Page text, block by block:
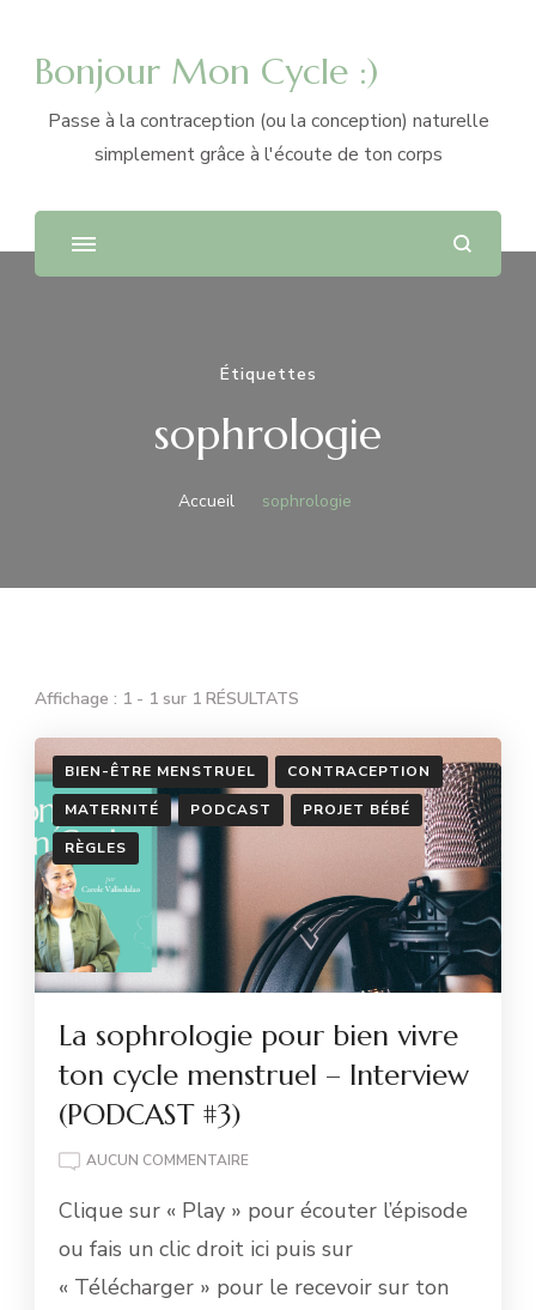
Bonjour Mon Cycle :)
Passe à la contraception (ou la conception) naturelle
simplement grâce à l'écoute de ton corps
Étiquettes
sophrologie
Accueil sophrologie
Affichage : 1 - 1 sur 1 RÉSULTATS
BIEN-ÊTRE MENSTRUEL
CONTRACEPTION
MATERNITÉ
PODCAST
PROJET BÉBÉ
RÈGLES
La sophrologie pour bien vivre
ton cycle menstruel – Interview
(PODCAST #3)
AUCUN COMMENTAIRELA
POUR
VIVRE
TON
Clique sur « Play » pour écouter l’épisode
ou fais un clic droit ici puis sur
« Télécharger » pour le recevoir sur ton